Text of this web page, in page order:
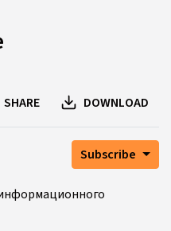
SHARE DOWNLOAD
Subscribe